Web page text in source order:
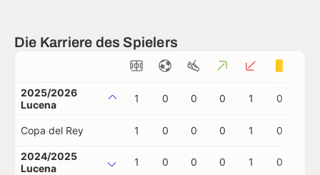
Die Karriere des Spielers
2025/2026
Lucena
1 0 0 0 1 0
Copa del Rey 1 0 0 0 1 0
2024/2025
Lucena
1 0 0 0 1 0